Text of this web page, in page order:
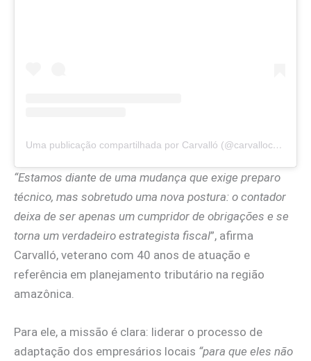
Uma publicação compartilhada por Carvalló (@carvallocontador)
“Estamos diante de uma mudança que exige preparo
técnico, mas sobretudo uma nova postura: o contador
deixa de ser apenas um cumpridor de obrigações e se
torna um verdadeiro estrategista fiscal”, afirma
Carvalló, veterano com 40 anos de atuação e
referência em planejamento tributário na região
amazônica.
Para ele, a missão é clara: liderar o processo de
adaptação dos empresários locais “para que eles não